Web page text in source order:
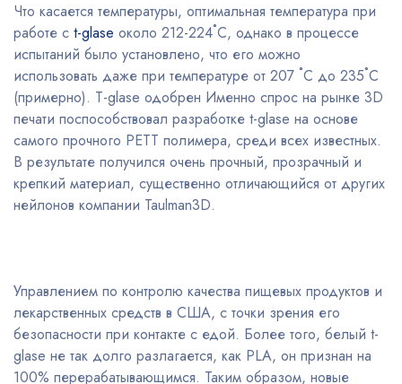
Что касается температуры, оптимальная температура при
работе с t-glase около 212-224˚C, однако в процессе
испытаний было установлено, что его можно
использовать даже при температуре от 207 ˚C до 235˚C
(примерно). T-glase одобрен Именно спрос на рынке 3D
печати поспособствовал разработке t-glase на основе
самого прочного PETT полимера, среди всех известных.
В результате получился очень прочный, прозрачный и
крепкий материал, существенно отличающийся от других
нейлонов компании Taulman3D.
Управлением по контролю качества пищевых продуктов и
лекарственных средств в США, с точки зрения его
безопасности при контакте с едой. Более того, белый t-
glase не так долго разлагается, как PLA, он признан на
100% перерабатывающимся. Таким образом, новые